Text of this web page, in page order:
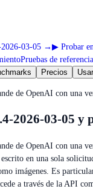
03-05 → ▶ Probar
Pruebas de
Precios
de OpenAI con una
2026-03-05 y
de OpenAI con una
en una sola
imágenes. Es
a través de la API